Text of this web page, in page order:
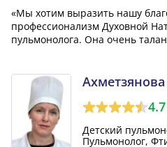
«Мы хотим выразить нашу
профессионализм Духовной
пульмонолога. Она очень
ней, так как наш малыш
4.7
Детский
Пульмонолог,